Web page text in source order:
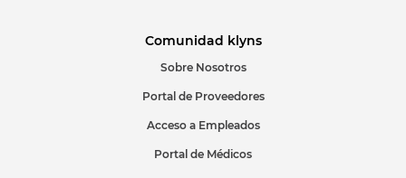
Comunidad klyns
Sobre Nosotros
Portal de Proveedores
Acceso a Empleados
Portal de Médicos